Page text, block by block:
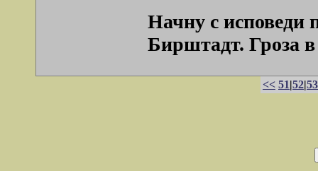
Начну с исповеди
Бирштадт. Гроза
<< 51|52|53